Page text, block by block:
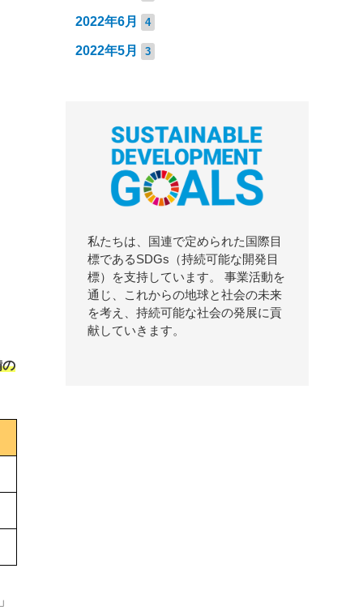
の
2022年6月 4
2022年5月 3
私たちは、国連で定められた国際目
標であるSDGs（持続可能な開発目
標）を支持しています。 事業活動を
通じ、これからの地球と社会の未来
を考え、持続可能な社会の発展に貢
献していきます。